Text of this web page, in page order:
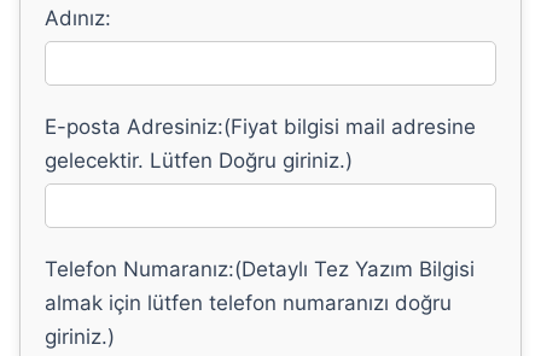
Adınız:
E-posta Adresiniz:(Fiyat bilgisi mail adresine
gelecektir. Lütfen Doğru giriniz.)
Telefon Numaranız:(Detaylı Tez Yazım Bilgisi
almak için lütfen telefon numaranızı doğru
giriniz.)